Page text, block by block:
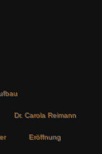
Dr. Carola Reimann
Eröffnung